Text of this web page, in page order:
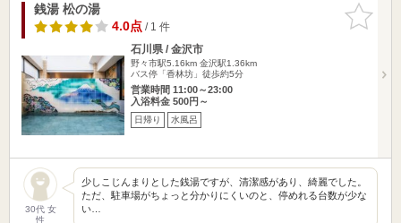
お気に入
りに追加
銭湯 松の湯
4.0点/ 1 件
石川県 / 金沢市
野々市駅5.16km 金沢駅1.36km
バス停「香林坊」徒歩約5分
営業時間 11:00～23:00
入浴料金 500円～
日帰り 水風呂
30代 女
性
少しこじんまりとした銭湯ですが、清潔感があり、綺麗でした。
ただ、駐車場がちょっと分かりにくいのと、停めれる台数が少な
い…